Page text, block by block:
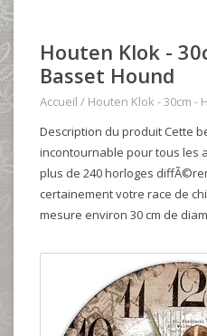
Houten Klok -
Basset Hound
Accueil / Houten Klok - 30cm -
Description du produit Cette
incontournable pour tous les
plus de 240 horloges
certainement votre race de
mesure environ 30 cm de